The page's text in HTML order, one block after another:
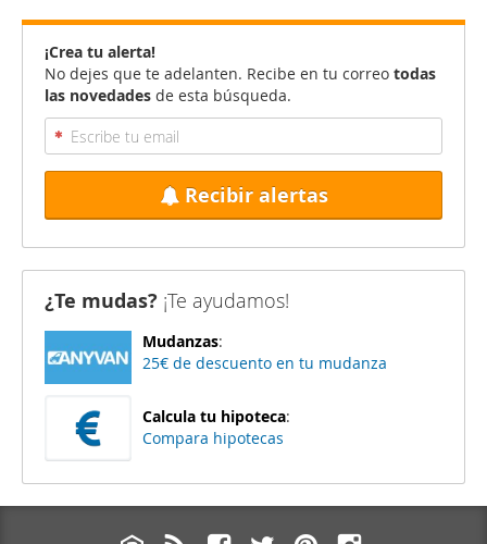
¡Crea tu alerta!
No dejes que te adelanten. Recibe en tu correo todas
las novedades de esta búsqueda.
Recibir alertas
¿Te mudas? ¡Te ayudamos!
Mudanzas:
25€ de descuento en tu mudanza
Calcula tu hipoteca:
Compara hipotecas